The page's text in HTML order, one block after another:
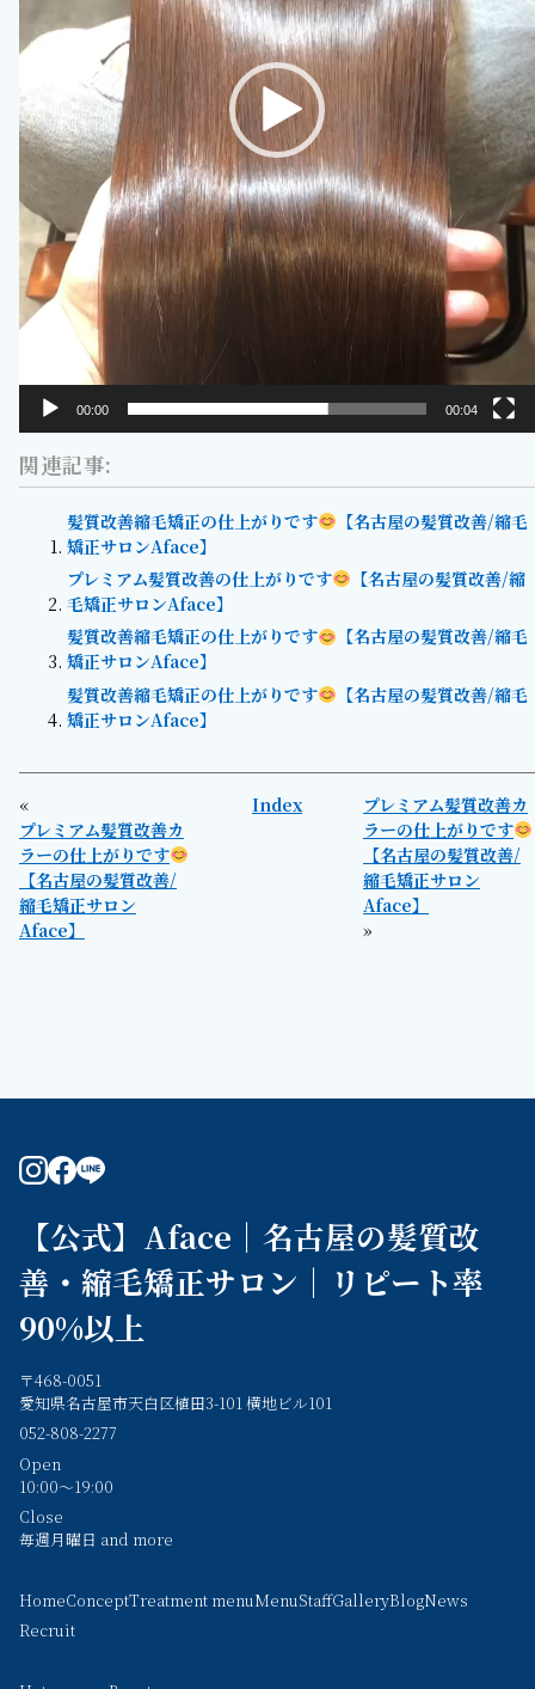
00:00 00:04
関連記事:
髪質改善縮毛矯正の仕上がりです
【名古屋の髪質改善/縮毛
矯正サロンAface】
プレミアム髪質改善の仕上がりです
【名古屋の髪質改善/縮
毛矯正サロンAface】
髪質改善縮毛矯正の仕上がりです
【名古屋の髪質改善/縮毛
矯正サロンAface】
髪質改善縮毛矯正の仕上がりです
【名古屋の髪質改善/縮毛
矯正サロンAface】
«
プレミアム髪質改善カ
ラーの仕上がりです
【名古屋の髪質改善/
縮毛矯正サロン
Aface】
Index
プレミアム髪質改善カ
ラーの仕上がりです
【名古屋の髪質改善/
縮毛矯正サロン
Aface】
»
【公式】Aface｜名古屋の髪質改
善・縮毛矯正サロン｜リピート率
90%以上
〒468-0051
愛知県名古屋市天白区植田3-101 横地ビル101
052-808-2277
Open
10:00～19:00
Close
毎週月曜日 and more
HomeConceptTreatment menuMenuStaffGalleryBlogNews
Recruit